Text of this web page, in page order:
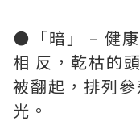
🌑「暗」 – 健
相 反，乾枯的
被翻起，排列
光。